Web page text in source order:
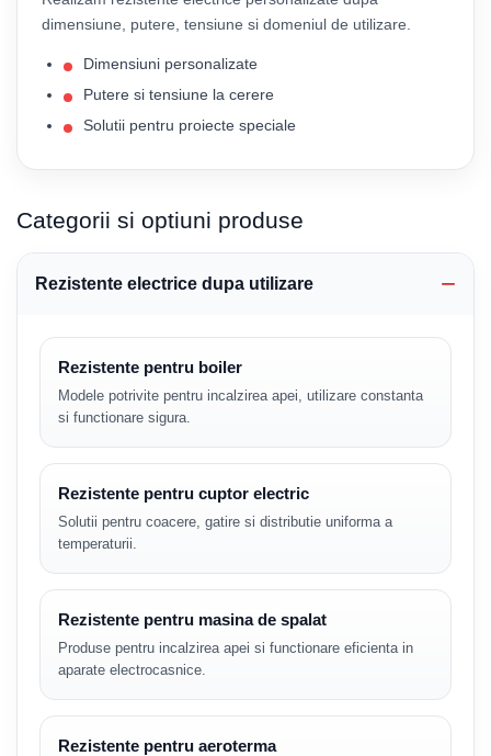
dimensiune, putere, tensiune si domeniul de utilizare.
Dimensiuni personalizate
Putere si tensiune la cerere
Solutii pentru proiecte speciale
Categorii si optiuni produse
Rezistente electrice dupa utilizare
Rezistente pentru boiler
Modele potrivite pentru incalzirea apei, utilizare constanta
si functionare sigura.
Rezistente pentru cuptor electric
Solutii pentru coacere, gatire si distributie uniforma a
temperaturii.
Rezistente pentru masina de spalat
Produse pentru incalzirea apei si functionare eficienta in
aparate electrocasnice.
Rezistente pentru aeroterma